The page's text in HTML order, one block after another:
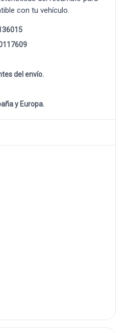
con tu vehículo.
del envío.
y Europa.